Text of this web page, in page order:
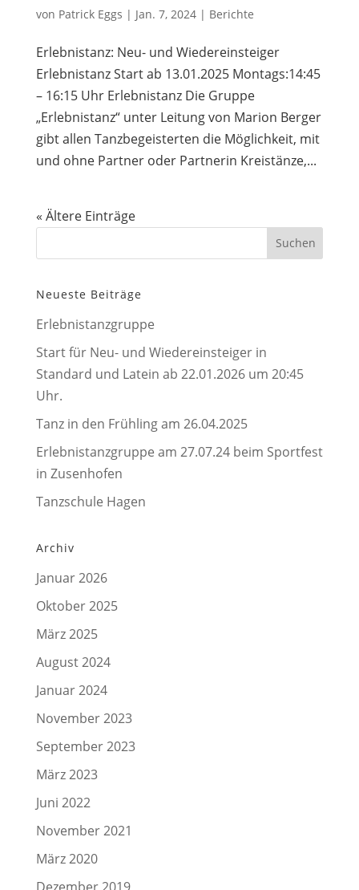
von Patrick Eggs | Jan. 7, 2024| Berichte
Erlebnistanz: Neu- und Wiedereinsteiger
Erlebnistanz Start ab 13.01.2025 Montags:14:45
– 16:15 Uhr Erlebnistanz Die Gruppe
„Erlebnistanz“ unter Leitung von Marion Berger
gibt allen Tanzbegeisterten die Möglichkeit, mit
und ohne Partner oder Partnerin Kreistänze,...
« Ältere Einträge
Neueste Beiträge
Erlebnistanzgruppe
Start für Neu- und Wiedereinsteiger in
Standard und Latein ab 22.01.2026 um 20:45
Uhr.
Tanz in den Frühling am 26.04.2025
Erlebnistanzgruppe am 27.07.24 beim Sportfest
in Zusenhofen
Tanzschule Hagen
Archiv
Januar 2026
Oktober 2025
März 2025
August 2024
Januar 2024
November 2023
September 2023
März 2023
Juni 2022
November 2021
März 2020
Dezember 2019